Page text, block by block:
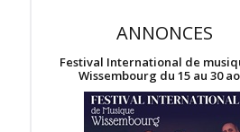
ANNONCES
Festival International de
Wissembourg du 15 au 30